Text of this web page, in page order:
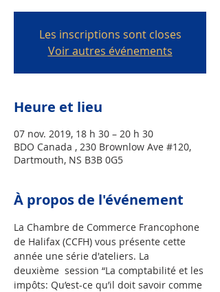
Les inscriptions sont closes
Voir autres événements
Heure et lieu
07 nov. 2019, 18 h 30 – 20 h 30
BDO Canada , 230 Brownlow Ave #120,
Dartmouth, NS B3B 0G5
À propos de l'événement
La Chambre de Commerce Francophone
de Halifax (CCFH) vous présente cette
année une série d'ateliers. La
deuxième  session “La comptabilité et les
impôts: Qu’est-ce qu’il doit savoir comme